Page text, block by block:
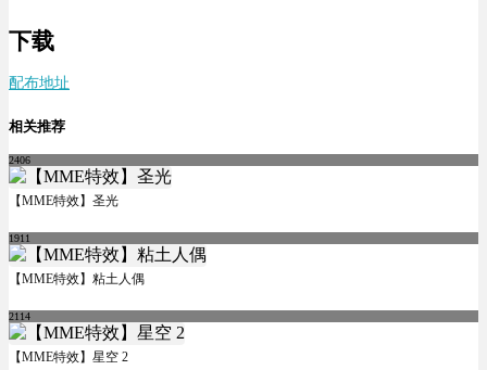
下载
配布地址
相关推荐
2406
【MME特效】圣光
1911
【MME特效】粘土人偶
2114
【MME特效】星空 2